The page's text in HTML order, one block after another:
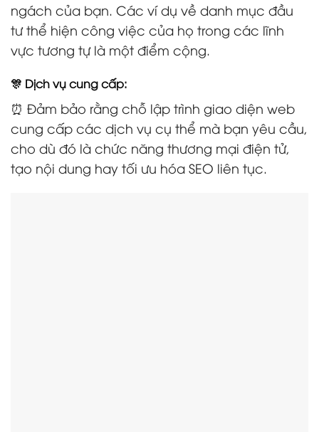
ngách của bạn. Các ví dụ về danh mục đầu
tư thể hiện công việc của họ trong các lĩnh
vực tương tự là một điểm cộng.
🎊 Dịch vụ cung cấp:
⏰ Đảm bảo rằng chỗ lập trình giao diện web
cung cấp các dịch vụ cụ thể mà bạn yêu cầu,
cho dù đó là chức năng thương mại điện tử,
tạo nội dung hay tối ưu hóa SEO liên tục.